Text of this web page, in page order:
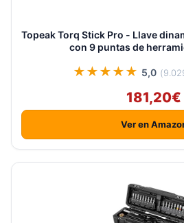
Topeak Torq Stick Pro - Llave
con 9 puntas de
★★★★★ 5,0
181,20€
Ver en